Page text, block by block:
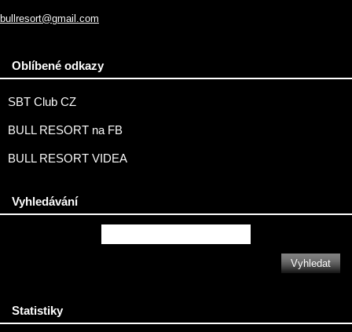
bullresort@gmail.com
Oblíbené odkazy
SBT Club CZ
BULL RESORT na FB
BULL RESORT VIDEA
Vyhledávání
Statistiky